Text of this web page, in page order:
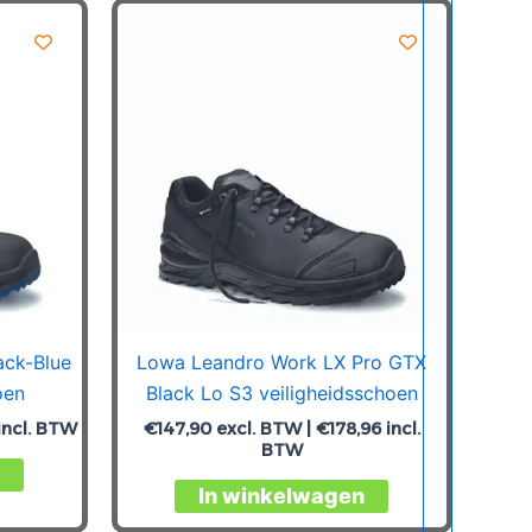
Blue
BTW
Dit
product
heeft
Lowa Leandro Work LX Pro GTX
Black Lo S3 veiligheidsschoen
€147,90excl. BTW | €178,96incl.
BTW
In winkelwagen
Dit
product